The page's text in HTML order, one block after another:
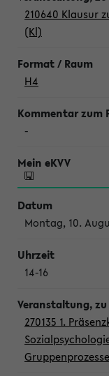
210640 Klausur
(Kl)
H4
-
Montag, 10.
14-16
270135 1.